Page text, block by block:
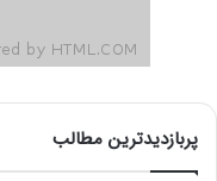
پربازدیدترین مطالب